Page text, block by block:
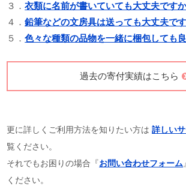
３．衣類に名前が書いていても大丈夫です
４．鉛筆などの文房具は送っても大丈夫で
５．色々な種類の品物を一緒に梱包しても
過去の寄付実績はこちら
更に詳しくご利用方法を知りたい方は詳しい
覧ください。
それでもお困りの場合『お問い合わせフォーム
ください。